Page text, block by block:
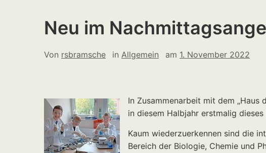
Neu im
Von rsbramsche in Allgemein am 1. November 2022
In Zusammenarbeit mit dem „Haus
in diesem Halbjahr erstmalig
Kaum wiederzuerkennen sind die
Bereich der Biologie, Chemie und